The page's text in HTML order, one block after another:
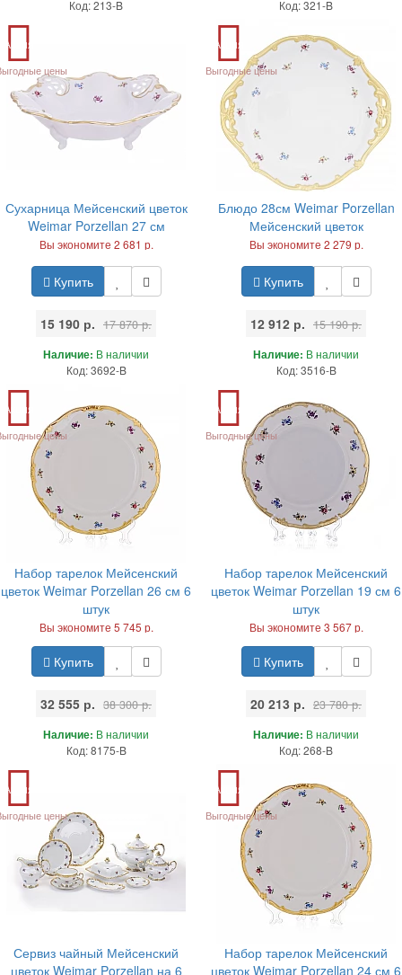
Код: 213-B Код: 321-B
Акция
цены
Сухарница Мейсенский цветок
Weimar Porzellan 27 см
Вы экономите 2 681 р.
Купить
15 190 р. 17 870 р.
Наличие: В наличии
Код: 3692-B
Акция
Выгодные цены
Блюдо 28см Weimar Porzellan
Мейсенский цветок
Вы экономите 2 279 р.
Купить
12 912 р. 15 190 р.
Наличие: В наличии
Код: 3516-B
Акция
цены
Набор тарелок Мейсенский
цветок Weimar Porzellan 26 см 6
штук
Вы экономите 5 745 р.
Купить
32 555 р. 38 300 р.
Наличие: В наличии
Код: 8175-B
Акция
Выгодные цены
Набор тарелок Мейсенский
цветок Weimar Porzellan 19 см 6
штук
Вы экономите 3 567 р.
Купить
20 213 р. 23 780 р.
Наличие: В наличии
Код: 268-B
Акция
цены
Сервиз чайный Мейсенский
цветок Weimar Porzellan на 6
Акция
Выгодные цены
Набор тарелок Мейсенский
цветок Weimar Porzellan 24 см 6